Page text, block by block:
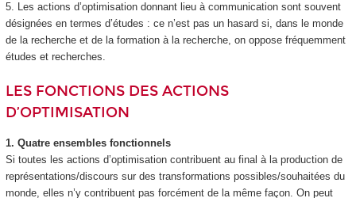
5. Les actions d’optimisation donnant lieu à communication sont souvent
désignées en termes d’études : ce n’est pas un hasard si, dans le monde
de la recherche et de la formation à la recherche, on oppose fréquemment
études et recherches.
LES FONCTIONS DES ACTIONS
D’OPTIMISATION
1. Quatre ensembles fonctionnels
Si toutes les actions d’optimisation contribuent au final à la production de
représentations/discours sur des transformations possibles/souhaitées du
monde, elles n’y contribuent pas forcément de la même façon. On peut